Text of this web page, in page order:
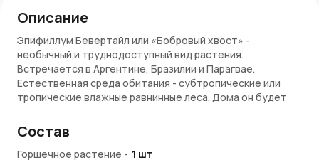
Описание
Эпифиллум Бевертайл или «Бобровый хвост» -
необычный и труднодоступный вид растения.
Встречается в Аргентине, Бразилии и Парагвае.
Естественная среда обитания - субтропические или
тропические влажные равнинные леса. Дома он будет
Эпифиллум Бевертайл - крупное растение, подходящее
только для больших помещений. Требует непрямой свет
Состав
Горшечное растение - 1 шт